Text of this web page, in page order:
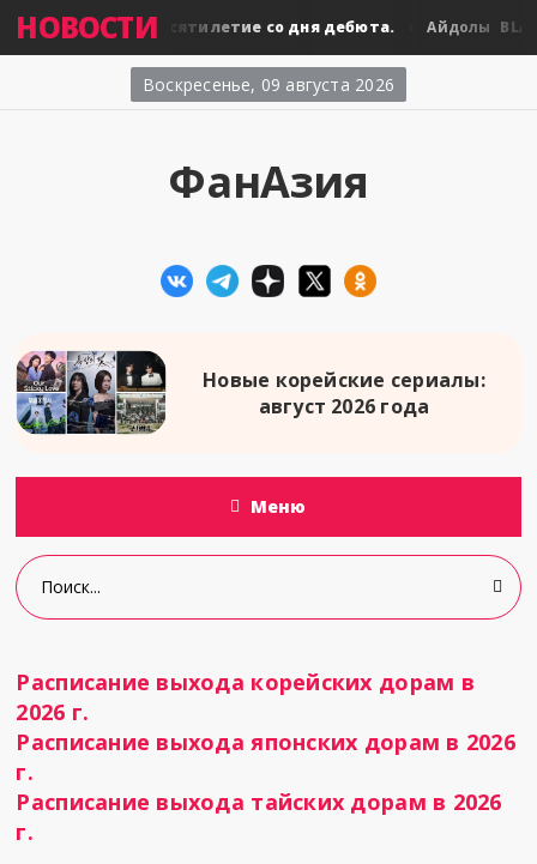
НОВОСТИ
BLACKPINK: десятилетие со дня дебюта. Айдолы
Воскресенье, 09 августа 2026
ФанАзия
Новые корейские сериалы:
август 2026 года
Меню
Расписание выхода корейских дорам в
2026 г.
Расписание выхода японских дорам в 2026
г.
Расписание выхода тайских дорам в 2026
г.